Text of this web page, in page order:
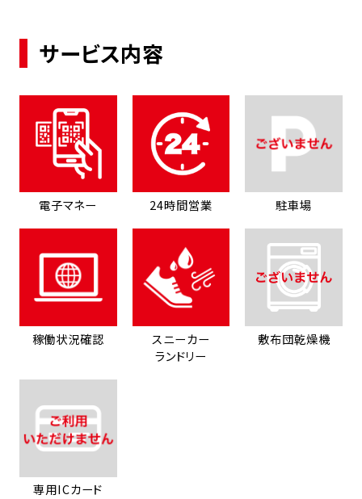
サービス内容
電子マネー 24時間営業 駐車場
稼働状況確認
スニーカー
ランドリー
敷布団乾燥機
専用ICカード